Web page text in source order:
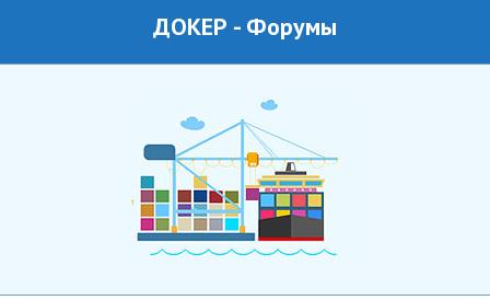
ДОКЕР - Форумы